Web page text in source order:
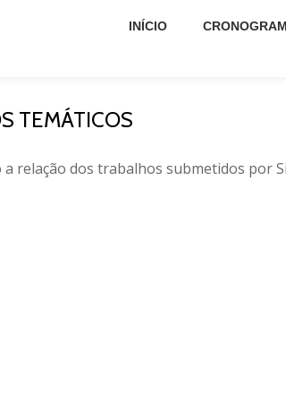
INÍCIO
TEMÁTICOS
a relação dos trabalhos submetidos por